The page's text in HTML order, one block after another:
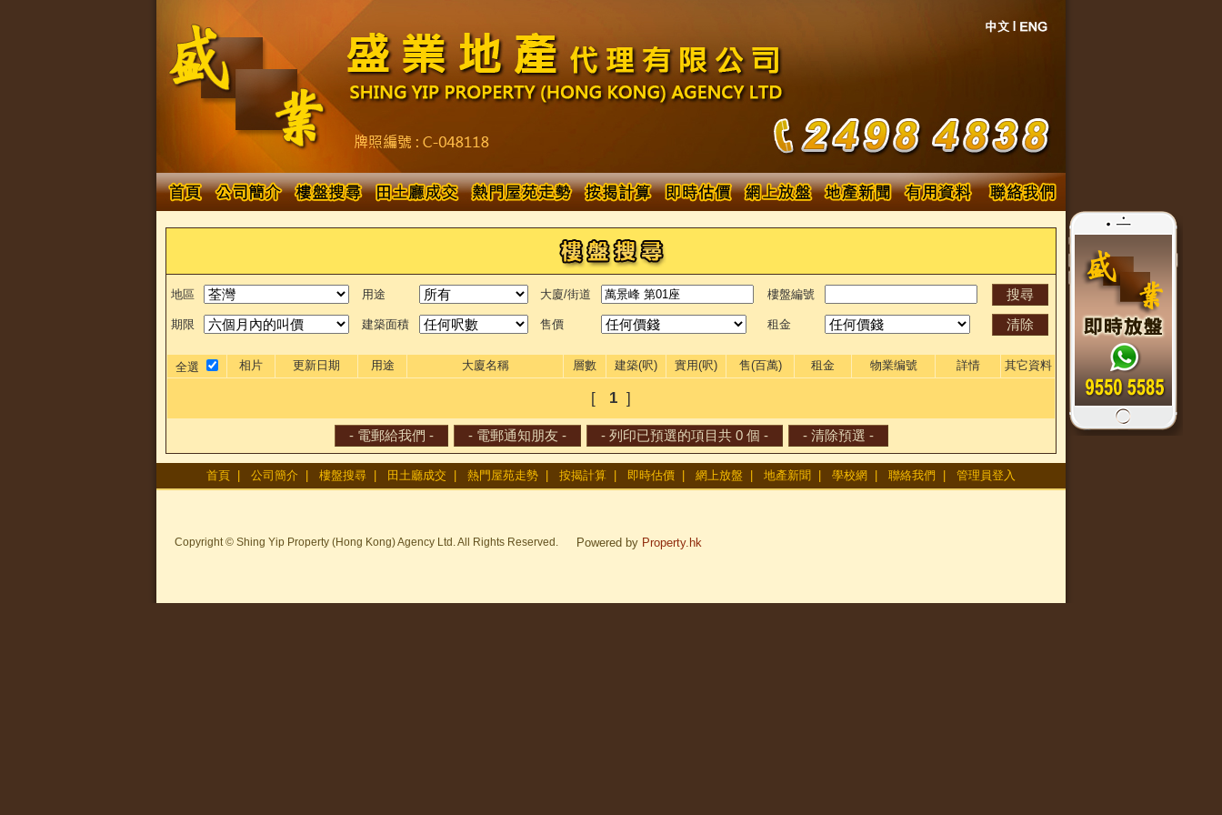
地區 用途 大廈/街道 樓盤編號
期限 建築面積 售價 租金
全選 相片 更新日期 用途 大廈名稱 層數 建築(呎) 實用(呎) 售(百萬) 租金 物業编號 詳情 其它資料
[ 1 ]
首頁 公司簡介 樓盤搜尋 田土廳成交 熱門屋苑走勢 按揭計算 即時估價 網上放盤 地產新聞 學校網 聯絡我們 管理員登入
Copyright © Shing Yip Property (Hong Kong) Agency Ltd. All Rights Reserved. Powered by Property.hk